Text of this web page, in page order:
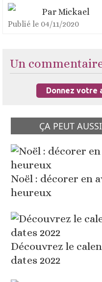
Par Mickael
Publié le 04/11/2020
Un
Donnez votre
ÇA PEUT
Noël : décorer en
heureux
Découvrez le
dates 2022